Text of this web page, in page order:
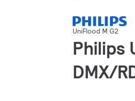
UniFlood M G2
Philips
DMX/